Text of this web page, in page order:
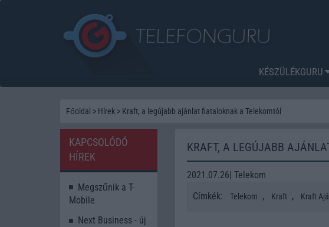
KÉSZÜLÉKGURU
Főoldal > Hírek > Kraft, a legújabb ajánlat fiataloknak a Telekomtól
KRAFT, A LEGÚJABB
2021.07.26| Telekom
Címkék:
Telekom , Kraft , Kraft
KAPCSOLÓDÓ
HÍREK
Megszűnik a T-
Mobile
Next Business - új